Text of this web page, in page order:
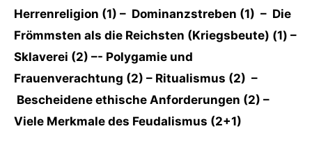
Herrenreligion (1) – Dominanzstreben (1) – Die
Frömmsten als die Reichsten (Kriegsbeute) (1) –
Sklaverei (2) –- Polygamie und
Frauenverachtung (2) – Ritualismus (2) –
Bescheidene ethische Anforderungen (2) –
Viele Merkmale des Feudalismus (2+1)